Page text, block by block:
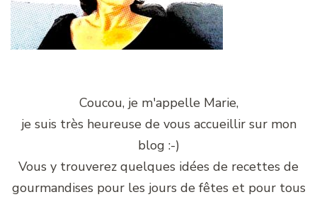
Coucou, je m'appelle Marie,
je suis très heureuse de vous accueillir sur mon
blog :-)
Vous y trouverez quelques idées de recettes de
gourmandises pour les jours de fêtes et pour tous